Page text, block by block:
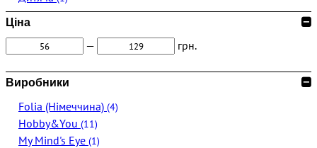
Ціна
— грн.
Виробники
Folia (Німеччина) (4)
Hobby&You (11)
My Mind's Eye (1)